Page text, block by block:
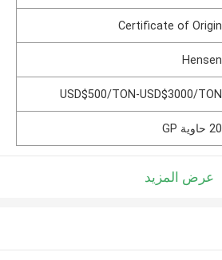
Certificate of Origin
Hensen
USD$500/TON-USD$3000/TON
20 حاوية GP
عرض المزيد